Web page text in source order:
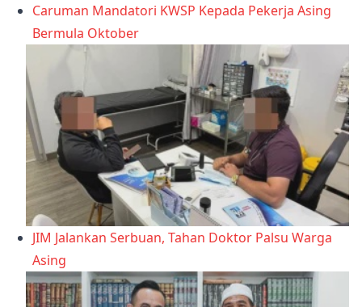
Caruman Mandatori KWSP Kepada Pekerja Asing
Bermula Oktober
JIM Jalankan Serbuan, Tahan Doktor Palsu Warga
Asing